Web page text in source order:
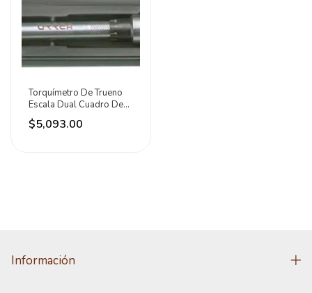
Torquímetro De Trueno
Escala Dual Cuadro De
3/8 , 5-75 Ft-lb
$5,093.00
Información